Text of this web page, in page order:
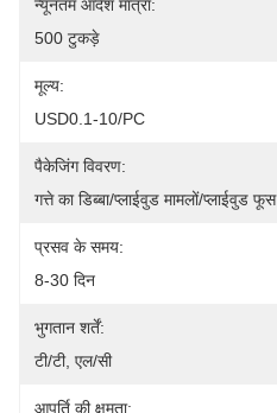
न्यूनतम आदेश मात्रा:
500 टुकड़े
मूल्य:
USD0.1-10/PC
पैकेजिंग विवरण:
गत्ते का डिब्बा/प्लाईवुड मामलों/प्लाईवुड फूस
प्रसव के समय:
8-30 दिन
भुगतान शर्तें:
टी/टी, एल/सी
आपूर्ति की क्षमता: